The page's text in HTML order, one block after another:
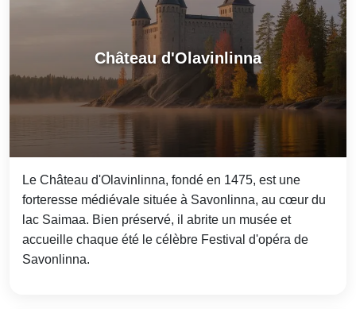
Château d'Olavinlinna
Le Château d'Olavinlinna, fondé en 1475, est une
forteresse médiévale située à Savonlinna, au cœur du
lac Saimaa. Bien préservé, il abrite un musée et
accueille chaque été le célèbre Festival d'opéra de
Savonlinna.